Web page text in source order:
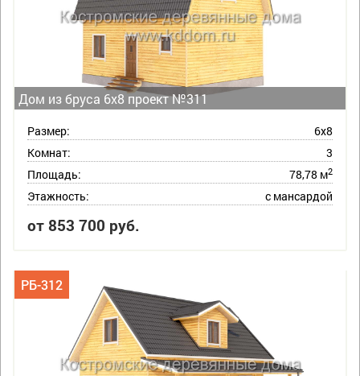
Дом из бруса 6х8 проект №311
Размер:
6х8
Комнат:
3
Площадь:
78,78 м2
Этажность: с мансардой
от 853 700 руб.
РБ-312